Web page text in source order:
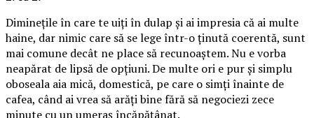
Diminețile în care te uiți în dulap și ai impresia că ai multe
haine, dar nimic care să se lege într-o ținută coerentă, sunt
mai comune decât ne place să recunoaștem. Nu e vorba
neapărat de lipsă de opțiuni. De multe ori e pur și simplu
oboseala aia mică, domestică, pe care o simți înainte de
cafea, când ai vrea să arăți bine fără să negociezi zece
minute cu un umeraș încăpățânat.